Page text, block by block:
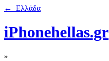
← Ελλάδα
iPhonehellas.gr
»